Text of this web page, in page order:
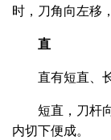
时，刀角向左移
直
直有短直、
短直，刀杆
内切下便成。